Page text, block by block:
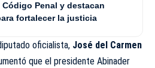
Penal y destacan
fortalecer la justicia
oficialista, José del Carmen
que el presidente Abinader